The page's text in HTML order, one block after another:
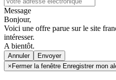
Message
Bonjour,
Voici une offre parue sur le site
intéresser.
A bientôt.
Annuler
× Fermer la fenêtre Enregistrer mon